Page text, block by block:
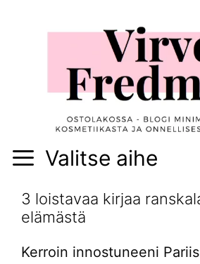
Valitse aihe
3 loistavaa kirjaa
elämästä
Kerroin innostuneeni